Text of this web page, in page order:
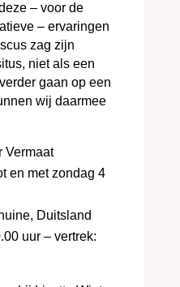
– voor de
– ervaringen
zag zijn
niet als een
gaan op een
wij daarmee
Vermaat
en met zondag 4
Duitsland
uur – vertrek: